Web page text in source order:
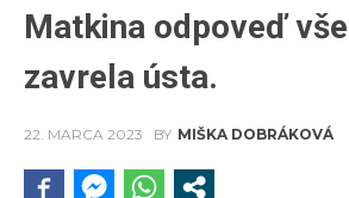
Matkina odpoveď
zavrela ústa.
22. MARCA 2023 BY MIŠKA DOBRÁKOVÁ